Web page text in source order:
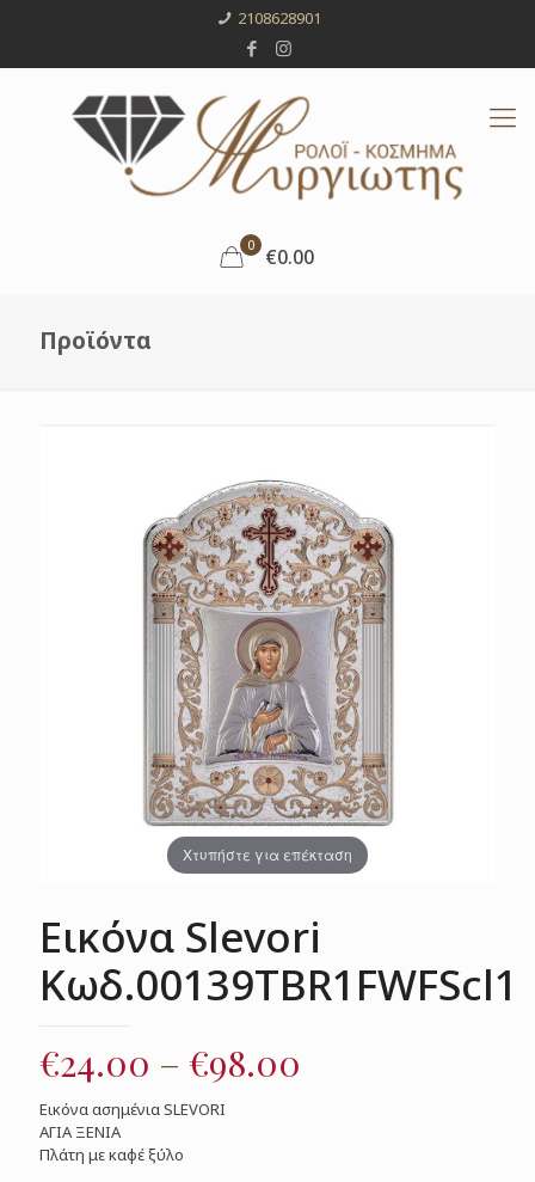
2108628901
0 €0.00
Προϊόντα
Χτυπήστε για επέκταση
Εικόνα Slevori
Κωδ.00139TBR1FWFScl1
€24.00 – €98.00
Εικόνα ασημένια SLEVORI
ΑΓΙΑ ΞΕΝΙΑ
Πλάτη με καφέ ξύλο